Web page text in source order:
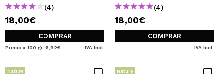
(4)
18,00€
COMPRAR
Precio x 100 gr: 6,92€ IVA Incl.
(4)
18,00€
COMPRAR
IVA Incl.
Nature Nature